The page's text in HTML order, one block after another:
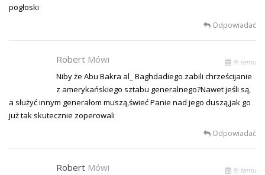
pogłoski
Odpowiadać
Robert Mówi % temu
Niby że Abu Bakra al_ Baghdadiego zabili chrześcijanie
z amerykańskiego sztabu generalnego?Nawet jeśli są,
a służyć innym generałom muszą,świeć Panie nad jego duszą,jak go
już tak skutecznie zoperowali
Odpowiadać
Robert Mówi % temu